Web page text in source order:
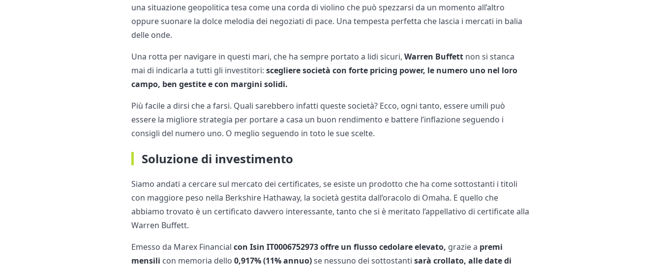
una situazione geopolitica tesa come una corda di violino che può spezzarsi da un momento all’altro
oppure suonare la dolce melodia dei negoziati di pace. Una tempesta perfetta che lascia i mercati in balia
delle onde.
Una rotta per navigare in questi mari, che ha sempre portato a lidi sicuri,Warren Buffett non si stanca
mai di indicarla a tutti gli investitori:scegliere società con forte pricing power, le numero uno nel loro
campo, ben gestite e con margini solidi.
Più facile a dirsi che a farsi. Quali sarebbero infatti queste società? Ecco, ogni tanto, essere umili può
essere la migliore strategia per portare a casa un buon rendimento e battere l’inflazione seguendo i
consigli del numero uno. O meglio seguendo in toto le sue scelte.
Soluzione di investimento
Siamo andati a cercare sul mercato dei certificates, se esiste un prodotto che ha come sottostanti i titoli
con maggiore peso nella Berkshire Hathaway, la società gestita dall’oracolo di Omaha. E quello che
abbiamo trovato è un certificato davvero interessante, tanto che si è meritato l’appellativo di certificate alla
Warren Buffett.
Emesso da Marex Financial con Isin IT0006752973 offre un flusso cedolare elevato, grazie a premi
mensili con memoria dello0,917% (11% annuo)se nessuno dei sottostantisarà crollato, alle date di